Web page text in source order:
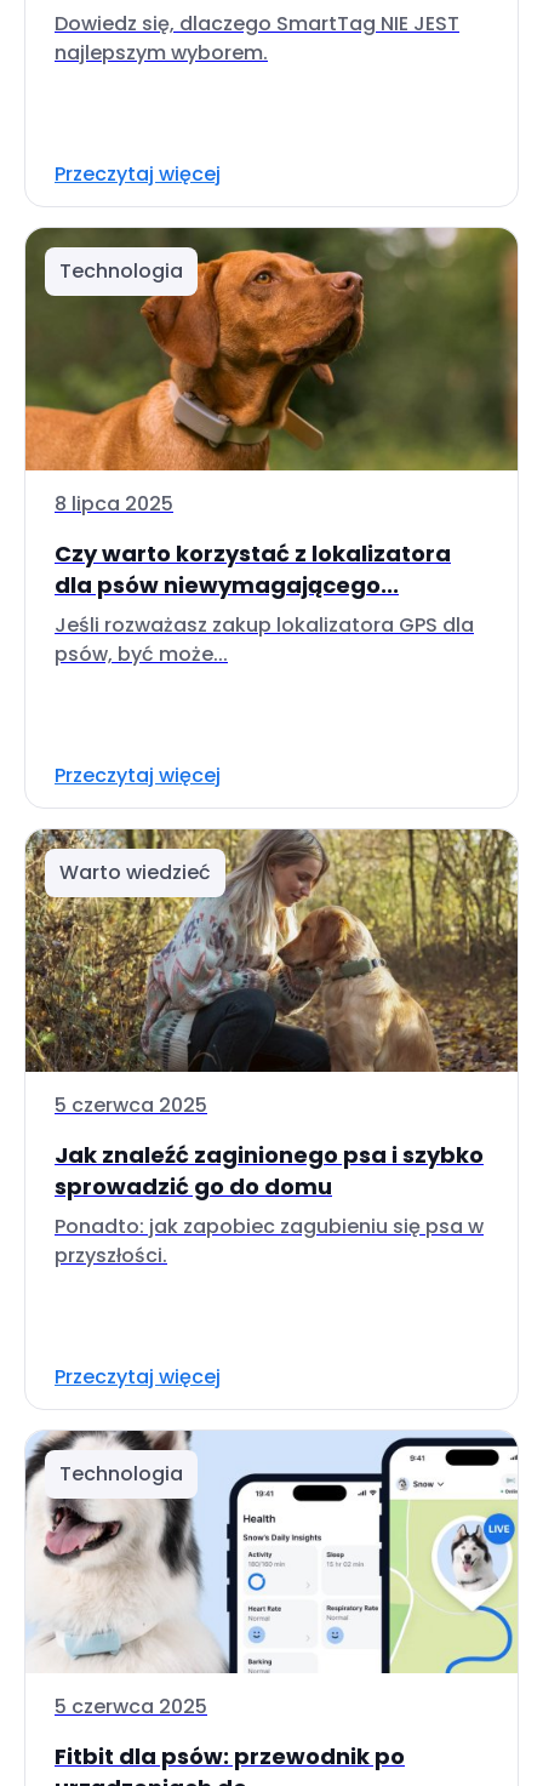
Dowiedz się, dlaczego SmartTag NIE JEST
najlepszym wyborem.
Przeczytaj więcej
Technologia
8 lipca 2025
Czy warto korzystać z lokalizatora
dla psów niewymagającego...
Jeśli rozważasz zakup lokalizatora GPS dla
psów, być może...
Przeczytaj więcej
Warto wiedzieć
5 czerwca 2025
Jak znaleźć zaginionego psa i szybko
sprowadzić go do domu
Ponadto: jak zapobiec zagubieniu się psa w
przyszłości.
Przeczytaj więcej
Technologia
5 czerwca 2025
Fitbit dla psów: przewodnik po